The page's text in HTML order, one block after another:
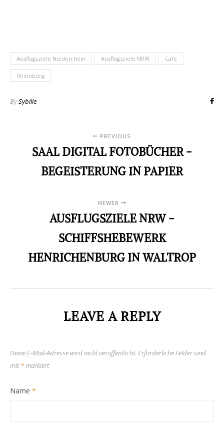
Ausflugsziele Niederrhein Ausflugsziele NRW Cafè
Rheinberg
BySybille
PREVIOUS
SAAL DIGITAL FOTOBÜCHER -
BEGEISTERUNG IN PAPIER
NEWER
AUSFLUGSZIELE NRW -
SCHIFFSHEBEWERK
HENRICHENBURG IN WALTROP
LEAVE A REPLY
Deine E-Mail-Adresse wird nicht veröffentlicht. Erforderliche Felder sind
mit*markiert
Name *